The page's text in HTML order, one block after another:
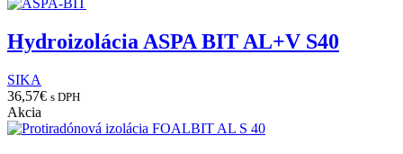
Hydroizolácia ASPA BIT AL+V S40
SIKA
36,57€ s DPH
Akcia